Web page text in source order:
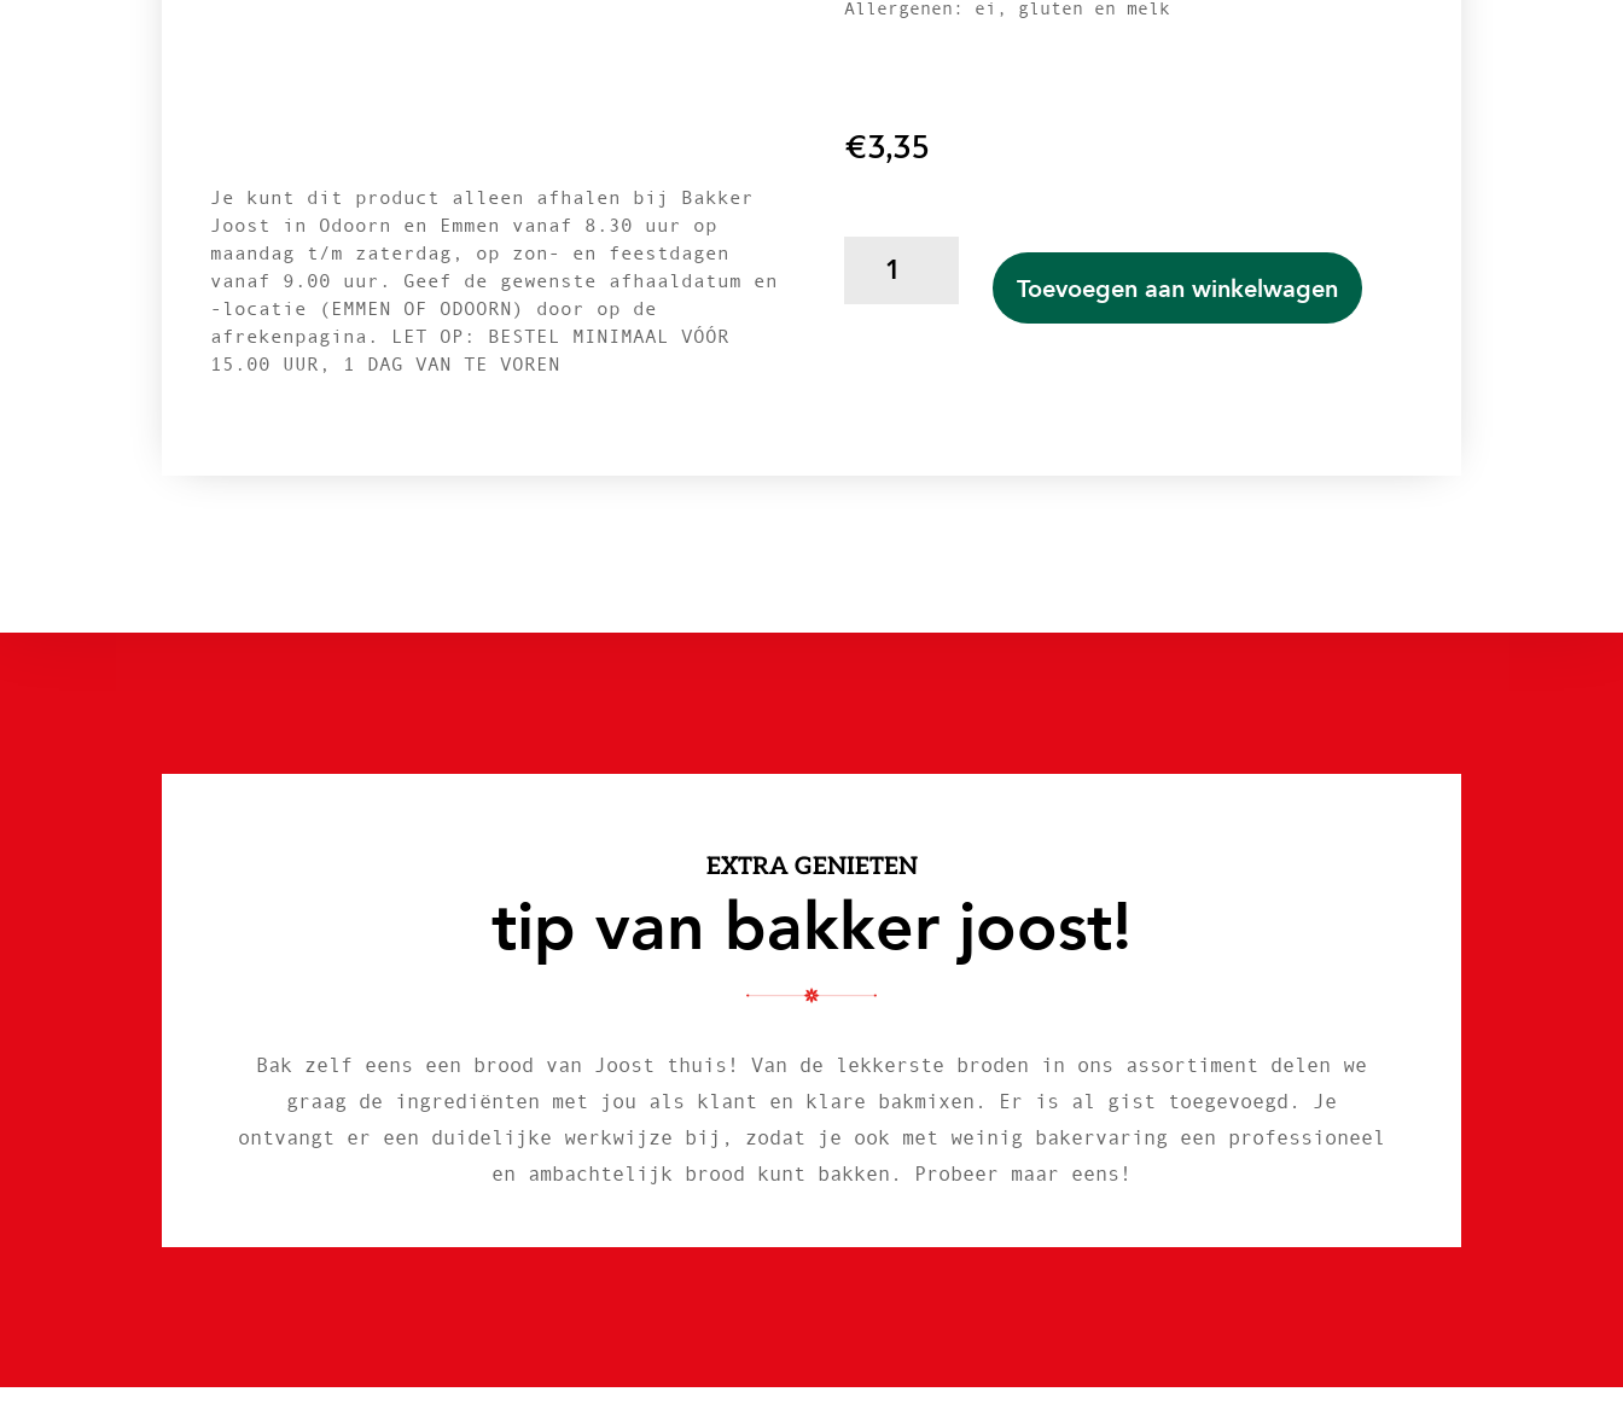
Je kunt dit product alleen afhalen bij Bakker
Joost in Odoorn en Emmen vanaf 8.30 uur op
maandag t/m zaterdag, op zon- en feestdagen
vanaf 9.00 uur. Geef de gewenste afhaaldatum en
-locatie (EMMEN OF ODOORN) door op de
afrekenpagina. LET OP: BESTEL MINIMAAL VÓÓR
15.00 UUR, 1 DAG VAN TE VOREN
Allergenen: ei, gluten en melk
€3,35
bosvruchten Toevoegen aan winkelwagen
EXTRA GENIETEN
tip van bakker joost!
Bak zelf eens een brood van Joost thuis! Van de lekkerste broden in ons assortiment delen we
graag de ingrediënten met jou als klant en klare bakmixen. Er is al gist toegevoegd. Je
ontvangt er een duidelijke werkwijze bij, zodat je ook met weinig bakervaring een professioneel
en ambachtelijk brood kunt bakken. Probeer maar eens!